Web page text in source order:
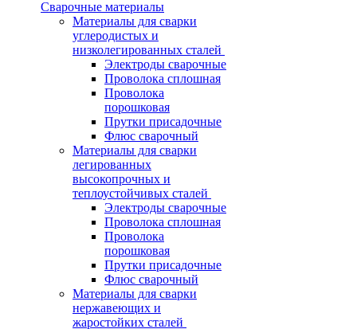
Сварочные материалы
Материалы для сварки
углеродистых и
низколегированных сталей
Электроды сварочные
Проволока сплошная
Проволока
порошковая
Прутки присадочные
Флюс сварочный
Материалы для сварки
легированных
высокопрочных и
теплоустойчивых сталей
Электроды сварочные
Проволока сплошная
Проволока
порошковая
Прутки присадочные
Флюс сварочный
Материалы для сварки
нержавеющих и
жаростойких сталей